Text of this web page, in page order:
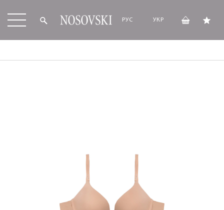
РУС УКР